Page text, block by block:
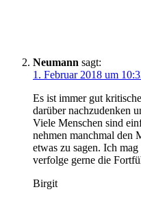
Neumann sagt:
1. Februar 2018 um
Es ist immer gut
darüber nachzudenken
Viele Menschen sind
nehmen manchmal den
etwas zu sagen. Ich
verfolge gerne die
Birgit